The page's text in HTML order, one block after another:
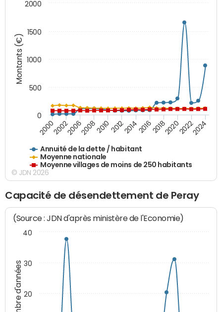
Montants (€)
Annuité de la dette / habitant
Moyenne nationale
Moyenne villages de moins de 250 habitants
200020022006200820102012201420162018202020222024
0
500
1000
1500
2000
© JDN 2026
Capacité de désendettement de Peray
Nombre d'années
(Source : JDN d'après ministère de l'Economie)
20
30
40